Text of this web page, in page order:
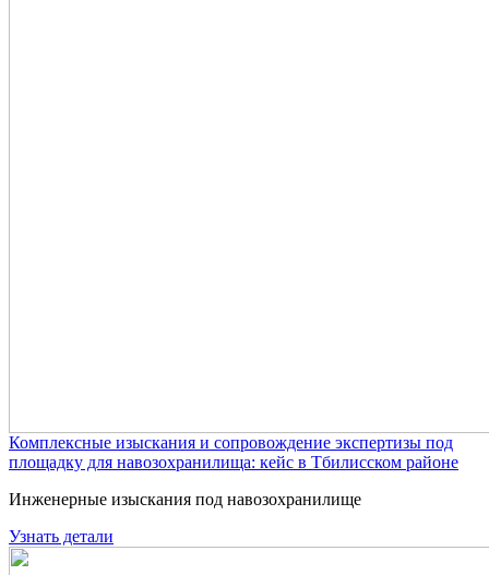
Комплексные изыскания и сопровождение экспертизы под
площадку для навозохранилища: кейс в Тбилисском районе
Инженерные изыскания под навозохранилище
Узнать детали